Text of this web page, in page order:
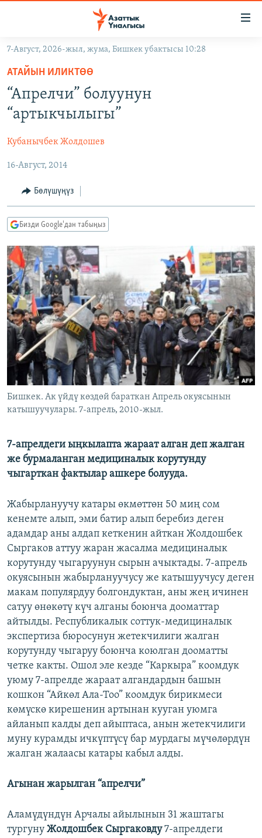
Навигацияга
өтүңүз
Издөөгө
салыңыз
ЖАҢЫЛЫКТАР
КЫРГЫЗСТАН
КЫРГЫЗСТАН
ЭКОНОМИКА
МАДАНИЯТ
ДҮЙНӨ
БОРБОР АЗИЯ
УКРАИНА
АТАЙЫН ИЛИКТӨӨ
ТВ ПРОГРАММАЛАР
БҮГҮН АЗАТТЫКТА
БИЗ ЖАНА ДҮЙНӨ
ДАНИСТЕ
ЭЖЕ-СИҢДИЛЕР
АЗАТТЫК+
ЫҢГАЙСЫЗ СУРООЛОР
ПОДКАСТ
ӨЗГӨЧӨ ПИКИР
ОНЛАЙН ШЕРИНЕ
ЭЕ/АРнун бардык сайттары
7-Август, 2026-жыл, жума, Бишкек убактысы 10:28
АТАЙЫН ИЛИКТӨӨ
“Апрелчи” болуунун
“артыкчылыгы”
Кубанычбек Жолдошев
16-Август, 2014
Бөлүшүңүз
Бизди Google'дан табыңыз
Бишкек. Ак үйдү көздөй бараткан Апрель окуясынын
катышуучулары. 7-апрель, 2010-жыл.
7-апрелдеги ыңкылапта жараат алган деп жалган
же бурмаланган медициналык корутунду
чыгарткан фактылар ашкере болууда.
Жабырлануучу катары өкмөттөн 50 миң сом
кенемте алып, эми батир алып беребиз деген
адамдар аны алдап кеткенин айткан Жолдошбек
Сыргаков аттуу жаран жасалма медициналык
корутунду чыгаруунун сырын ачыктады. 7-апрель
окуясынын жабырлануучусу же катышуучусу деген
макам популярдуу болгондуктан, аны жең ичинен
сатуу өнөкөтү күч алганы боюнча дооматтар
айтылды. Республикалык соттук-медициналык
экспертиза бюросунун жетекчилиги жалган
корутунду чыгаруу боюнча коюлган дооматты
четке какты. Ошол эле кезде “Каркыра” коомдук
уюму 7-апрелде жараат алгандардын башын
кошкон “Айкөл Ала-Тоо” коомдук бирикмеси
көмүскө кирешенин артынан кууган уюмга
айланып калды деп айыптаса, анын жетекчилиги
муну курамды ичкүптүсү бар мурдагы мүчөлөрдүн
жалган жалаасы катары кабыл алды.
Агынан жарылган “апрелчи”
Аламүдүндүн Арчалы айылынын 31 жаштагы
тургуну Жолдошбек Сыргаковду7-апрелдеги